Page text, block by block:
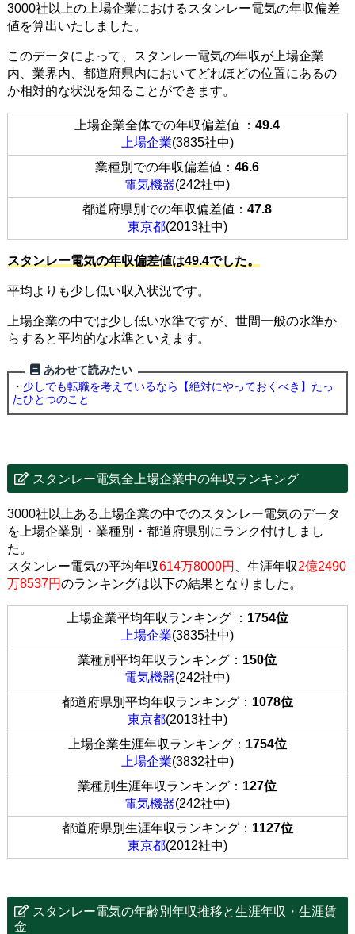
3000社以上の上場企業におけるスタンレー電気の年収偏差
値を算出いたしました。
このデータによって、スタンレー電気の年収が上場企業
内、業界内、都道府県内においてどれほどの位置にあるの
か相対的な状況を知ることができます。
上場企業全体での年収偏差値 ：49.4
上場企業(3835社中)
業種別での年収偏差値：46.6
電気機器(242社中)
都道府県別での年収偏差値：47.8
東京都(2013社中)
スタンレー電気の年収偏差値は49.4でした。
平均よりも少し低い収入状況です。
上場企業の中では少し低い水準ですが、世間一般の水準か
らすると平均的な水準といえます。
あわせて読みたい
・ 少しでも転職を考えているなら【絶対にやっておくべき】たっ
たひとつのこと
スタンレー電気全上場企業中の年収ランキング
3000社以上ある上場企業の中でのスタンレー電気のデータ
を上場企業別・業種別・都道府県別にランク付けしまし
た。
スタンレー電気の平均年収614万8000円 、生涯年収2億2490
万8537円のランキングは以下の結果となりました。
上場企業平均年収ランキング ： 1754位
上場企業(3835社中)
業種別平均年収ランキング： 150位
電気機器(242社中)
都道府県別平均年収ランキング： 1078位
東京都(2013社中)
上場企業生涯年収ランキング： 1754位
上場企業(3832社中)
業種別生涯年収ランキング： 127位
電気機器(242社中)
都道府県別生涯年収ランキング： 1127位
東京都(2012社中)
スタンレー電気の年齢別年収推移と生涯年収・生涯賃
金